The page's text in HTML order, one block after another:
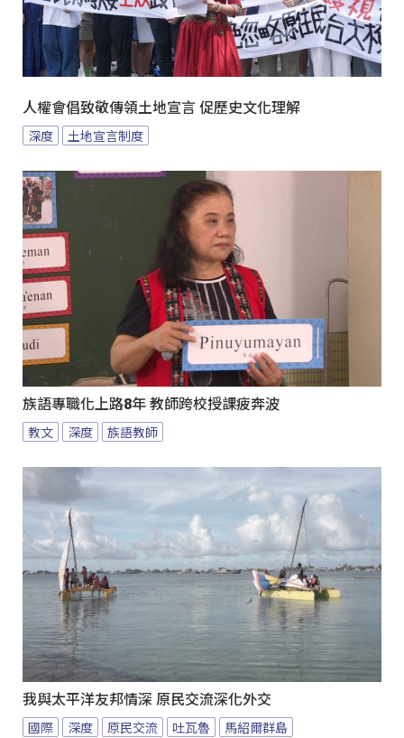
人權會倡致敬傳領土地宣言 促歷史文化理解
深度 土地宣言制度
族語專職化上路8年 教師跨校授課疲奔波
教文 深度 族語教師
我與太平洋友邦情深 原民交流深化外交
國際 深度 原民交流 吐瓦魯 馬紹爾群島